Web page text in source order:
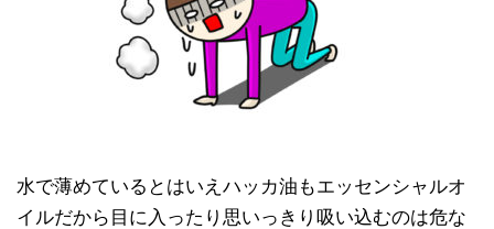
水で薄めているとはいえハッカ油もエッセンシャルオ
イルだから目に入ったり思いっきり吸い込むのは危な